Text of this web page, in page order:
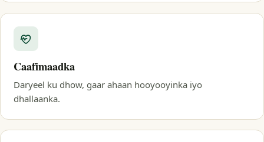
Caafimaadka
Daryeel ku dhow, gaar ahaan hooyooyinka iyo
dhallaanka.